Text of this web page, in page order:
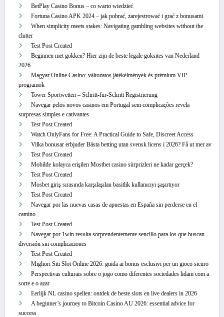
BetPlay Casino Bonus – co warto wiedzieć
Fortuna Casino APK 2024 – jak pobrać, zarejestrować i grać z bonusami
When simplicity meets stakes: Navigating gambling websites without the
clutter
Test Post Created
Beginnen met gokken? Hier zijn de beste legale goksites van Nederland
2026
Magyar Online Casino: változatos játékélmények és prémium VIP
programok
Tower Sportwetten – Schritt‑für‑Schritt Registrierung
Navegar pelos novos casinos em Portugal sem complicações revela
surpresas simples e cativantes
Test Post Created
Watch OnlyFans for Free: A Practical Guide to Safe, Discreet Access
Vilka bonusar erbjuder Bästa betting utan svensk licens i 2026? Få ut mer av
Test Post Created
Mobilde kolayca erişilen Mostbet casino sürprizleri ne kadar gerçek?
Test Post Created
Mosbet giriş sırasında karşılaşılan basitlik kullanıcıyı şaşırtıyor
Test Post Created
Navegar por las nuevas casas de apuestas en España sin perderse en el
camino
Test Post Created
Navegar por 1win resulta sorprendentemente sencillo para los que buscan
diversión sin complicaciones
Test Post Created
Migliori Siti Slot Online 2026: guida ai bonus esclusivi per un gioco sicuro
Perspectivas culturais sobre o jogo como diferentes sociedades lidam com a
sorte e o azar
Eerlijk NL casino spellen: ontdek de beste slots en live dealers in 2026
A beginner’s journey to Bitcoin Casino AU 2026: essential advice for
success